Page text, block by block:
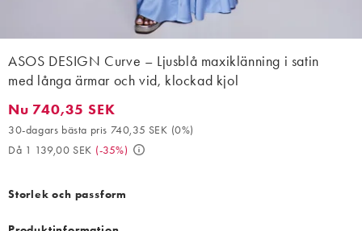
ASOS DESIGN Curve – Ljusblå maxiklänning i satin
med långa ärmar och vid, klockad kjol
Nu 740,35 SEK. 30-dagars bästa pris 740,35 SEK (0%). Då 1
Nu 740,35 SEK
30-dagars bästa pris 740,35 SEK (0%)
Då 1 139,00 SEK (-35%)
Storlek och passform